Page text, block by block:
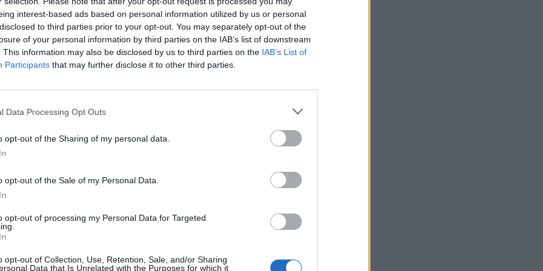
interest-based ads based on personal information utilized by us or personal
to third parties prior to your opt-out. You may separately opt-out of the
of your personal information by third parties on the IAB’s list of downstream
This information may also be disclosed by us to third parties on the IAB’s List of
Participants that may further disclose it to other third parties.
Data Processing Opt Outs
opt-out of the Sharing of my personal data.
opt-out of the Sale of my Personal Data.
opt-out of processing my Personal Data for Targeted
opt-out of Collection, Use, Retention, Sale, and/or Sharing
Data that Is Unrelated with the Purposes for which it
στην «μαύρη λίστα» της Κομισιόν.